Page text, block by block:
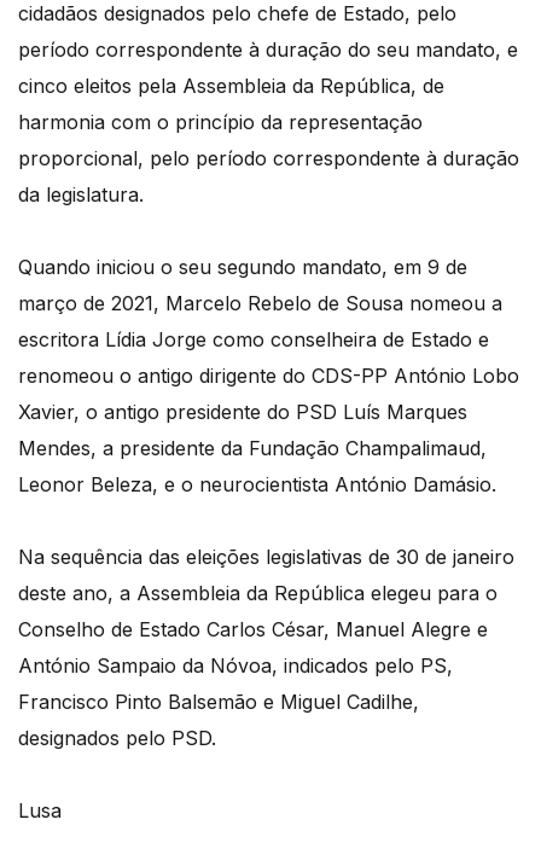
cidadãos designados pelo chefe de Estado, pelo
período correspondente à duração do seu mandato, e
cinco eleitos pela Assembleia da República, de
harmonia com o princípio da representação
proporcional, pelo período correspondente à duração
da legislatura.
Quando iniciou o seu segundo mandato, em 9 de
março de 2021, Marcelo Rebelo de Sousa nomeou a
escritora Lídia Jorge como conselheira de Estado e
renomeou o antigo dirigente do CDS-PP António Lobo
Xavier, o antigo presidente do PSD Luís Marques
Mendes, a presidente da Fundação Champalimaud,
Leonor Beleza, e o neurocientista António Damásio.
Na sequência das eleições legislativas de 30 de janeiro
deste ano, a Assembleia da República elegeu para o
Conselho de Estado Carlos César, Manuel Alegre e
António Sampaio da Nóvoa, indicados pelo PS,
Francisco Pinto Balsemão e Miguel Cadilhe,
designados pelo PSD.
Lusa